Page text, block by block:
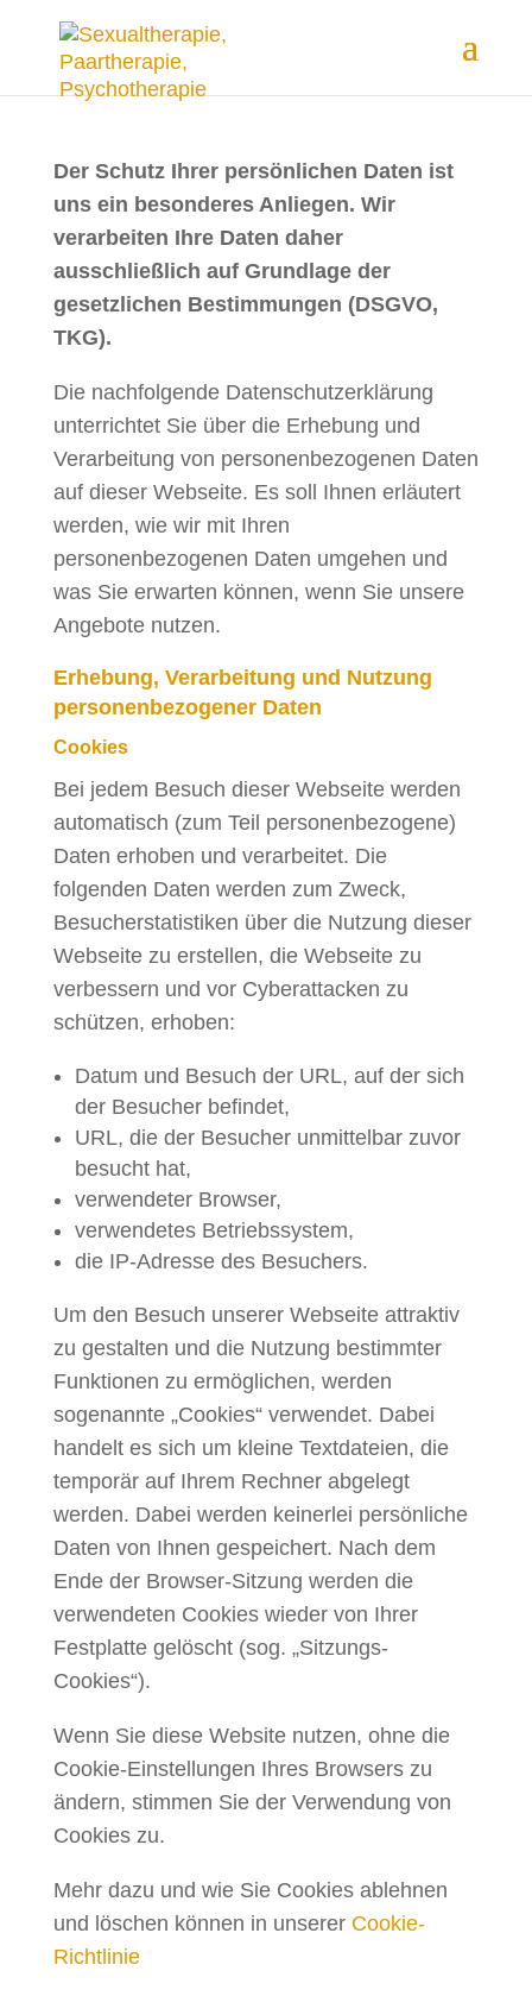
Der Schutz Ihrer persönlichen Daten ist
uns ein besonderes Anliegen. Wir
verarbeiten Ihre Daten daher
ausschließlich auf Grundlage der
gesetzlichen Bestimmungen (DSGVO,
TKG).
Die nachfolgende Datenschutzerklärung
unterrichtet Sie über die Erhebung und
Verarbeitung von personenbezogenen Daten
auf dieser Webseite. Es soll Ihnen erläutert
werden, wie wir mit Ihren
personenbezogenen Daten umgehen und
was Sie erwarten können, wenn Sie unsere
Angebote nutzen.
Erhebung, Verarbeitung und Nutzung
personenbezogener Daten
Cookies
Bei jedem Besuch dieser Webseite werden
automatisch (zum Teil personenbezogene)
Daten erhoben und verarbeitet. Die
folgenden Daten werden zum Zweck,
Besucherstatistiken über die Nutzung dieser
Webseite zu erstellen, die Webseite zu
verbessern und vor Cyberattacken zu
schützen, erhoben:
Datum und Besuch der URL, auf der sich
der Besucher befindet,
URL, die der Besucher unmittelbar zuvor
besucht hat,
verwendeter Browser,
verwendetes Betriebssystem,
die IP-Adresse des Besuchers.
Um den Besuch unserer Webseite attraktiv
zu gestalten und die Nutzung bestimmter
Funktionen zu ermöglichen, werden
sogenannte „Cookies“ verwendet. Dabei
handelt es sich um kleine Textdateien, die
temporär auf Ihrem Rechner abgelegt
werden. Dabei werden keinerlei persönliche
Daten von Ihnen gespeichert. Nach dem
Ende der Browser-Sitzung werden die
verwendeten Cookies wieder von Ihrer
Festplatte gelöscht (sog. „Sitzungs-
Cookies“).
Wenn Sie diese Website nutzen, ohne die
Cookie-Einstellungen Ihres Browsers zu
ändern, stimmen Sie der Verwendung von
Cookies zu.
Mehr dazu und wie Sie Cookies ablehnen
und löschen können in unserer Cookie-
Richtlinie